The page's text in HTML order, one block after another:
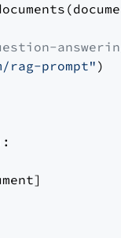
rag-prompt" )